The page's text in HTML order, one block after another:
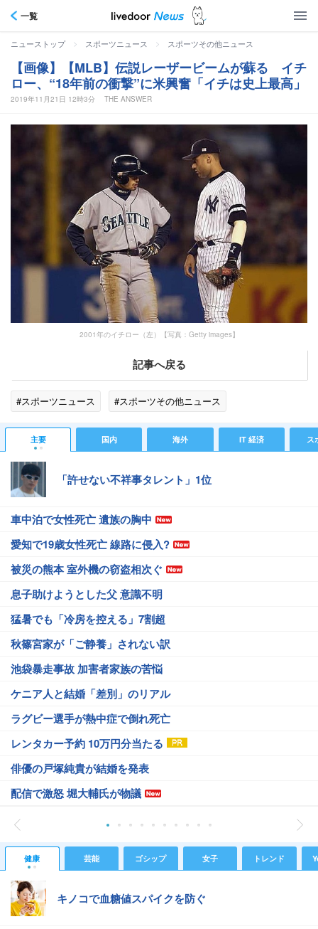
一覧
ニューストップ > スポーツニュース > スポーツその他ニュース
【画像】【MLB】伝説レーザービームが蘇る イチ
ロー、“18年前の衝撃”に米興奮「イチは史上最高」
2019年11月21日 12時3分 THE ANSWER
2001年のイチロー（左）【写真：Getty images】
記事へ戻る
#スポーツニュース #スポーツその他ニュース
主要 国内 海外 IT 経済 ス
「許せない不祥事タレント」1位
車中泊で女性死亡 遺族の胸中
愛知で19歳女性死亡 線路に侵入?
被災の熊本 室外機の窃盗相次ぐ
息子助けようとした父 意識不明
猛暑でも「冷房を控える」7割超
秋篠宮家が「ご静養」されない訳
池袋暴走事故 加害者家族の苦悩
ケニア人と結婚「差別」のリアル
ラグビー選手が熱中症で倒れ死亡
レンタカー予約 10万円分当たる
俳優の戸塚純貴が結婚を発表
配信で激怒 堀大輔氏が物議
健康 芸能 ゴシップ 女子 トレンド
キノコで血糖値スパイクを防ぐ